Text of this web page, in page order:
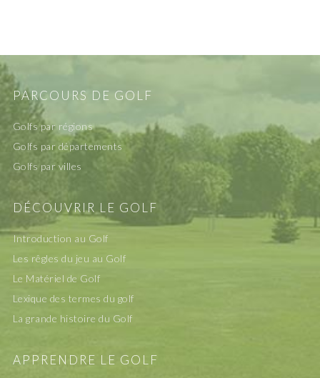
PARCOURS DE GOLF
Golfs par régions
Golfs par départements
Golfs par villes
DÉCOUVRIR LE GOLF
Introduction au Golf
Les rêgles du jeu au Golf
Le Matériel de Golf
Lexique des termes du golf
La grande histoire du Golf
APPRENDRE LE GOLF